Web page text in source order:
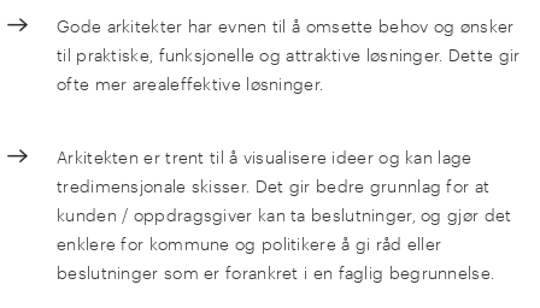
Gode arkitekter har evnen til å omsette behov og ønsker
til praktiske, funksjonelle og attraktive løsninger. Dette gir
ofte mer arealeffektive løsninger.
Arkitekten er trent til å visualisere ideer og kan lage
tredimensjonale skisser. Det gir bedre grunnlag for at
kunden / oppdragsgiver kan ta beslutninger, og gjør det
enklere for kommune og politikere å gi råd eller
beslutninger som er forankret i en faglig begrunnelse.